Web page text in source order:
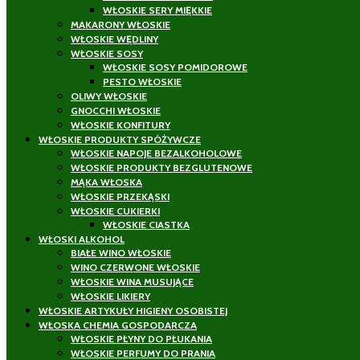
WŁOSKIE SERY MIĘKKIE
MAKARONY WŁOSKIE
WŁOSKIE WĘDLINY
WŁOSKIE SOSY
WŁOSKIE SOSY POMIDOROWE
PESTO WŁOSKIE
OLIWY WŁOSKIE
GNOCCHI WŁOSKIE
WŁOSKIE KONFITURY
WŁOSKIE PRODUKTY SPÓŻYWCZE
WŁOSKIE NAPOJE BEZALKOHOLOWE
WŁOSKIE PRODUKTY BEZGLUTENOWE
MĄKA WŁOSKA
WŁOSKIE PRZEKĄSKI
WŁOSKIE CUKIERKI
WŁOSKIE CIASTKA
WŁOSKI ALKOHOL
BIAŁE WINO WŁOSKIE
WINO CZERWONE WŁOSKIE
WŁOSKIE WINA MUSUJĄCE
WŁOSKIE LIKIERY
WŁOSKIE ARTYKUŁY HIGIENY OSOBISTEJ
WŁOSKA CHEMIA GOSPODARCZA
WŁOSKIE PŁYNY DO PŁUKANIA
WŁOSKIE PERFUMY DO PRANIA